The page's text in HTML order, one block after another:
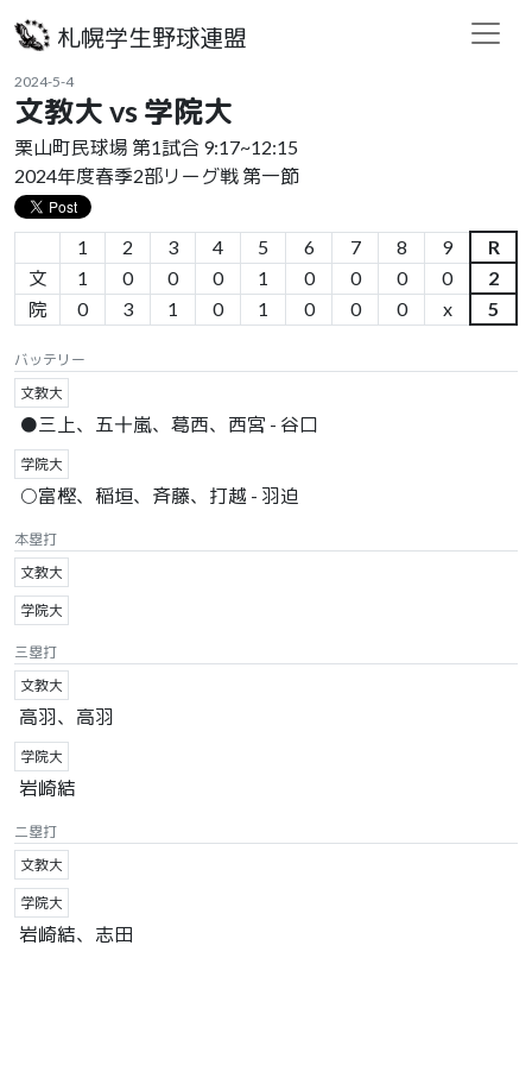
札幌学生野球連盟
2024-5-4
文教大 vs 学院大
栗山町民球場 第1試合 9:17~12:15
2024年度春季2部リーグ戦 第一節
1 2 3 4 5 6 7 8 9
R
文
1 0 0 0 1 0 0 0 0
2
院
0 3 1 0 1 0 0 0 x 5
バッテリー
文教大
●三上、五十嵐、葛西、西宮 - 谷口
学院大
○富樫、稲垣、斉藤、打越 - 羽迫
本塁打
文教大
学院大
三塁打
文教大
高羽、高羽
学院大
岩崎結
二塁打
文教大
学院大
岩崎結、志田